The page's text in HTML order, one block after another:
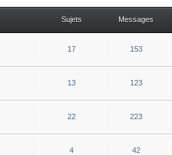
Sujets Messages
17 153
13 123
22 223
4 42